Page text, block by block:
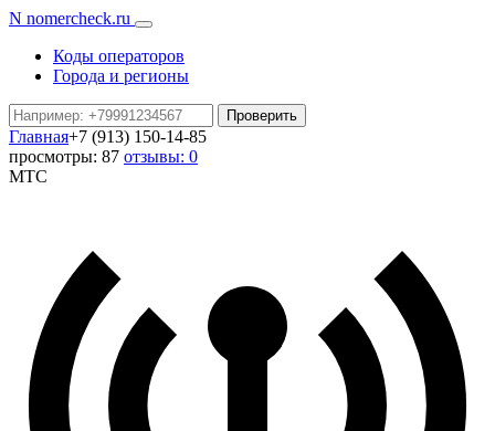
N nomercheck.ru
Коды операторов
Города и регионы
Проверить
Главная+7 (913) 150-14-85
просмотры: 87 отзывы: 0
МТС